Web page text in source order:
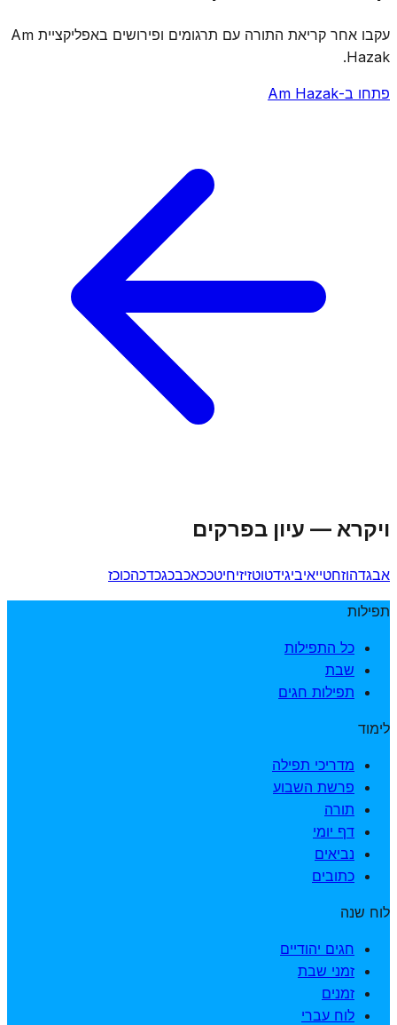
עקבו אחר קריאת התורה עם תרגומים ופירושים באפליקציית Am
Hazak.
פתחו ב-Am Hazak
ויקרא — עיון בפרקים
אבגדהוזחטייאיביגידטוטזיזיחיטככאכבכגכדכהכוכז
תפילות
כל התפילות
שבת
תפילות חגים
לימוד
מדריכי תפילה
פרשת השבוע
תורה
דף יומי
נביאים
כתובים
לוח שנה
חגים יהודיים
זמני שבת
זמנים
לוח עברי